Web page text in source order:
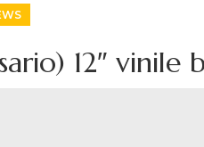
12″ vinile